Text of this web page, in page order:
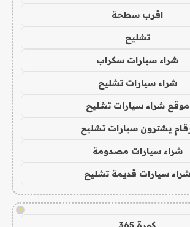
اقرب سطحة
تشليح
شراء سيارات سكراب
شراء سيارات تشليح
موقع شراء سيارات تشليح
يشترون سيارات تشليح
شراء سيارات مصدومة
شراء سيارات قديمة تشليح
!